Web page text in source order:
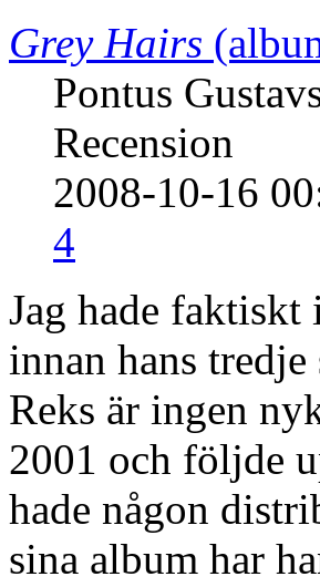
Grey Hairs
Pontus
Recension
2008-10-16
4
Jag hade faktiskt
innan hans
Reks är ingen
2001 och följde
hade någon
sina album har